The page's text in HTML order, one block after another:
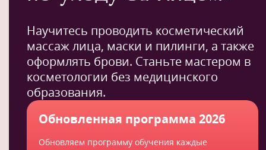
Научитесь проводить косметический
массаж лица, маски и пилинги, а также
оформлять брови. Станьте мастером в
косметологии без медицинского
образования.
Обновленная программа 2026
Обновляем программу обучения каждые